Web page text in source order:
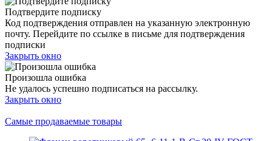
Подтвердите подписку
Код подтверждения отправлен на указанную электронную
почту. Перейдите по ссылке в письме для подтверждения
подписки
Закрыть окно
Произошла ошибка
Не удалось успешно подписаться на рассылку.
Закрыть окно
Самые продаваемые товары